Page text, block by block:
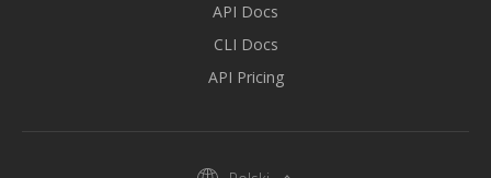
API Docs
CLI Docs
API Pricing